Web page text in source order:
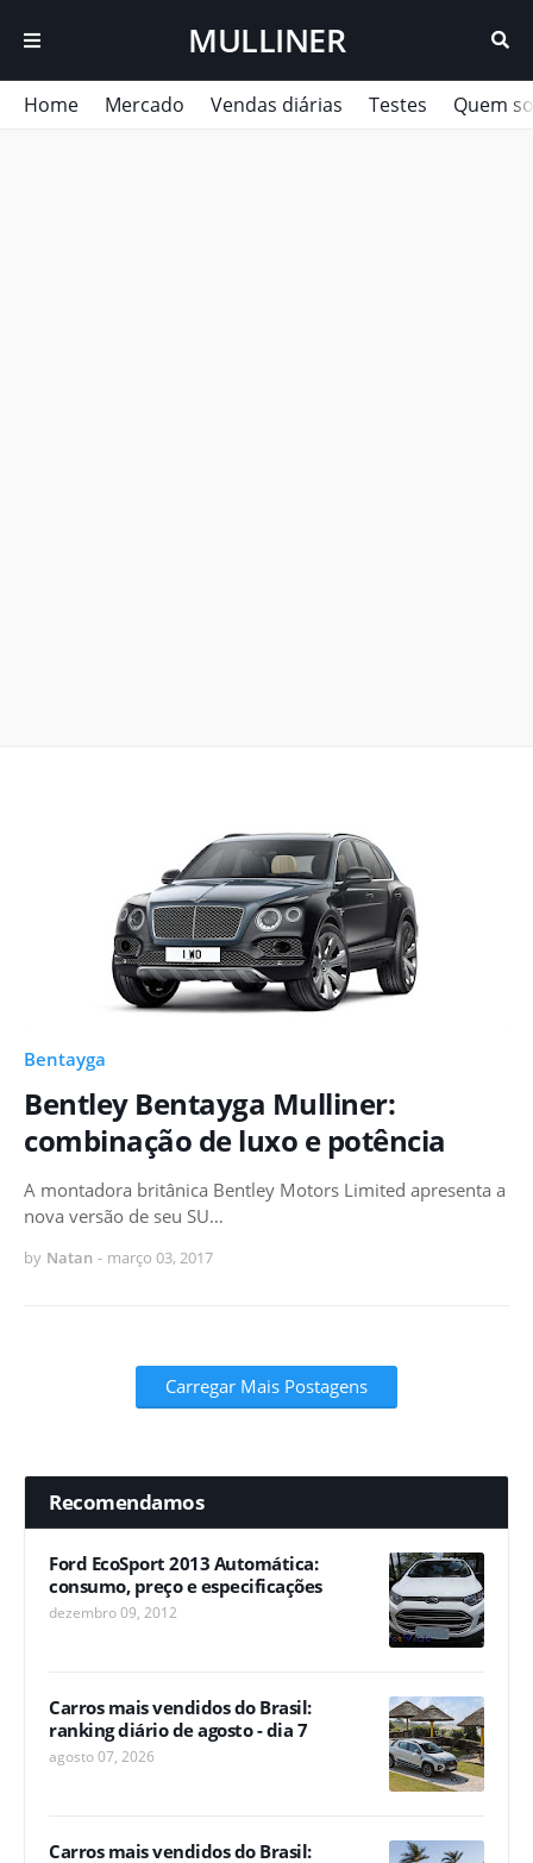
MULLINER
Home Mercado Vendas diárias Testes Quem
Bentayga
Bentley Bentayga Mulliner:
combinação de luxo e potência
A montadora britânica Bentley Motors Limited apresenta a
nova versão de seu SU…
by Natan - março 03, 2017
Carregar Mais Postagens
Recomendamos
Ford EcoSport 2013 Automática:
consumo, preço e especificações
dezembro 09, 2012
Carros mais vendidos do Brasil:
ranking diário de agosto - dia 7
agosto 07, 2026
Carros mais vendidos do Brasil: